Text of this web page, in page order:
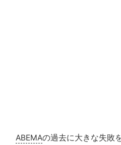
ABEMAの過去に大きな失敗